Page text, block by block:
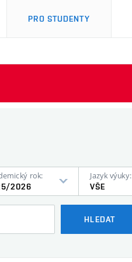
PRO STUDENTY
rok:
2026
Jazyk výuky:
VŠE
HLEDAT